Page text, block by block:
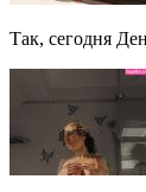
Так, сегодня